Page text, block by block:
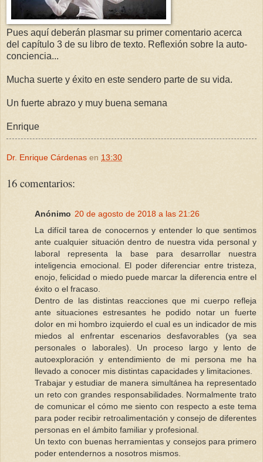
Pues aquí deberán plasmar su primer comentario acerca
del capítulo 3 de su libro de texto. Reflexión sobre la auto-
conciencia...
Mucha suerte y éxito en este sendero parte de su vida.
Un fuerte abrazo y muy buena semana
Enrique
Dr. Enrique Cárdenas en 13:30
16 comentarios:
Anónimo 20 de agosto de 2018 a las 21:26
La difícil tarea de conocernos y entender lo que sentimos
ante cualquier situación dentro de nuestra vida personal y
laboral representa la base para desarrollar nuestra
inteligencia emocional. El poder diferenciar entre tristeza,
enojo, felicidad o miedo puede marcar la diferencia entre el
éxito o el fracaso.
Dentro de las distintas reacciones que mi cuerpo refleja
ante situaciones estresantes he podido notar un fuerte
dolor en mi hombro izquierdo el cual es un indicador de mis
miedos al enfrentar escenarios desfavorables (ya sea
personales o laborales). Un proceso largo y lento de
autoexploración y entendimiento de mi persona me ha
llevado a conocer mis distintas capacidades y limitaciones.
Trabajar y estudiar de manera simultánea ha representado
un reto con grandes responsabilidades. Normalmente trato
de comunicar el cómo me siento con respecto a este tema
para poder recibir retroalimentación y consejo de diferentes
personas en el ámbito familiar y profesional.
Un texto con buenas herramientas y consejos para primero
poder entendernos a nosotros mismos.